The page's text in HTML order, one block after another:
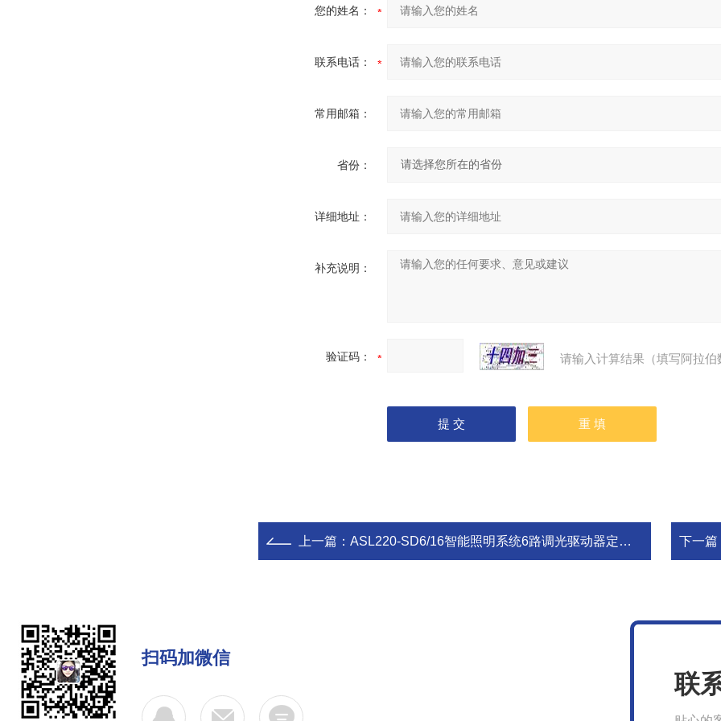
您的姓名：
联系电话：
常用邮箱：
省份：
详细地址：
补充说明：
验证码： 请输入计算结果（填写阿拉
上一篇： ASL220-SD6/16智能照明系统6路调光驱动器定时任务 下一篇
扫码加微信
联